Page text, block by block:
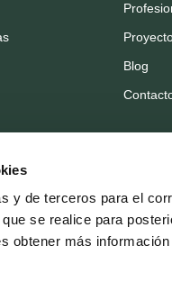
y de terceros para el
se realice para
obtener más
Blog